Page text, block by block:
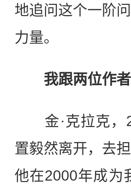
地追问这个一阶
力量。
我跟两位作
金·克拉克，
置毅然离开，去
他在2000年成为